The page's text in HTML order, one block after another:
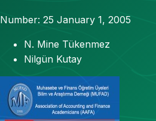
Number: 25 January 1, 2005
N. Mine Tükenmez
Nilgün Kutay